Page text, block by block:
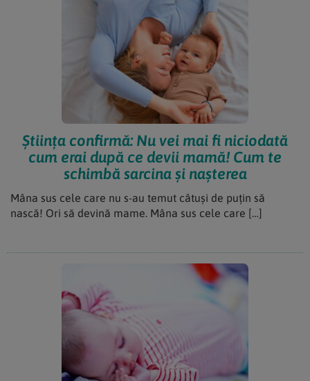
Știința confirmă: Nu vei mai fi niciodată
cum erai după ce devii mamă! Cum te
schimbă sarcina și nașterea
Mâna sus cele care nu s-au temut câtuși de puțin să
nască! Ori să devină mame. Mâna sus cele care […]